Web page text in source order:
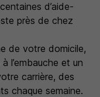
d’aide-
près de chez
de votre domicile,
l’embauche et un
carrière, des
chaque semaine.